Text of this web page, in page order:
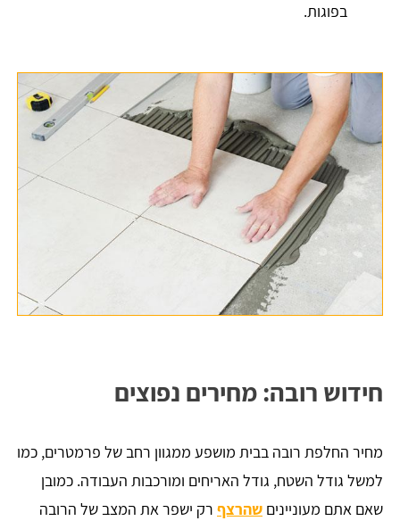
בפוגות.
חידוש רובה: מחירים נפוצים
מחיר החלפת רובה בבית מושפע ממגוון רחב של פרמטרים, כמו
למשל גודל השטח, גודל האריחים ומורכבות העבודה. כמובן
שאם אתם מעוניינים שהרצף רק ישפר את המצב של הרובה